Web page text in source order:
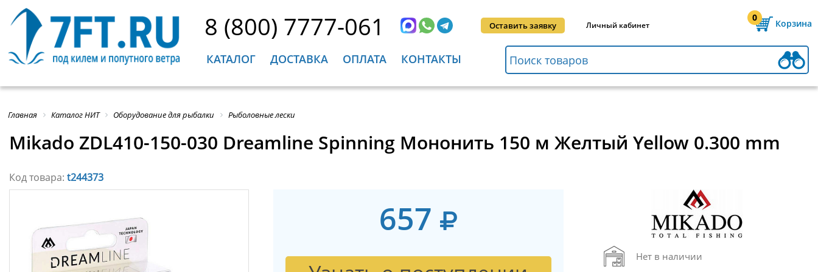
8 (800) 7777-061 Оставить заявку Личный кабинет
0
Корзина
КАТАЛОГ ДОСТАВКА ОПЛАТА КОНТАКТЫ
Главная Каталог НИТ Оборудование для рыбалки Рыболовные лески
Mikado ZDL410-150-030 Dreamline Spinning Мононить 150 м Желтый Yellow 0.300 mm
Код товара: t244373
657
Нет в наличии